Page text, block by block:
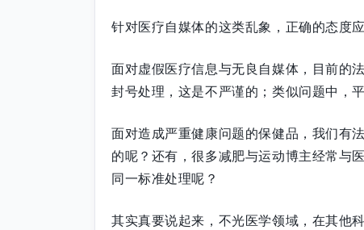
针对医疗自媒体的这类乱象，正确的态度
面对虚假医疗信息与无良自媒体，目前的
封号处理，这是不严谨的；类似问题中，
面对造成严重健康问题的保健品，我们有
的呢？还有，很多减肥与运动博主经常与
同一标准处理呢？
其实真要说起来，不光医学领域，在其他